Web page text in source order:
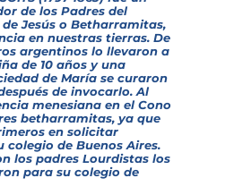
de los Padres del
Jesús o Betharramitas,
en nuestras tierras. De
argentinos lo llevaron a
de 10 años y una
de María se curaron
de invocarlo. Al
menesiana en el Cono
betharramitas, ya que
en solicitar
colegio de Buenos Aires.
los padres Lourdistas los
para su colegio de